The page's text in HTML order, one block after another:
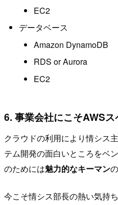
EC2
データベース
Amazon DynamoDB
RDS or Aurora
EC2
6. 事業会社にこそAWS
クラウドの利用により情シス
テム開発の面白いところをベ
のためには魅力的なキーマン
今こそ情シス部長の熱い気持